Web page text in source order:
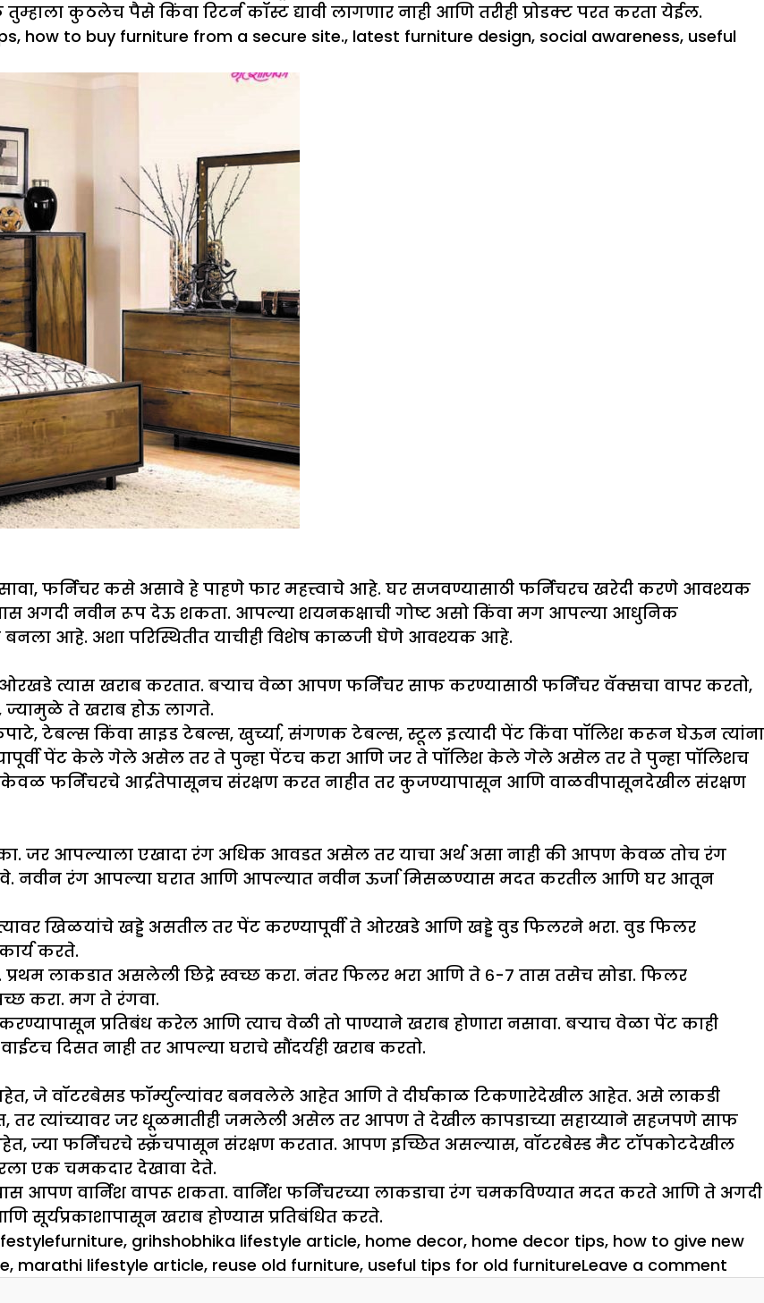
तुम्हाला कुठलेच पैसे किंवा रिटर्न कॉस्ट द्यावी लागणार नाही आणि तरीही प्रोडक्ट परत करता येईल.
, how to buy furniture from a secure site., latest furniture design, social awareness, useful
फर्निचर कसे असावे हे पाहणे फार महत्त्वाचे आहे. घर सजवण्यासाठी फर्निचरच खरेदी करणे आवश्यक
अगदी नवीन रूप देऊ शकता. आपल्या शयनकक्षाची गोष्ट असो किंवा मग आपल्या आधुनिक
बनला आहे. अशा परिस्थितीत याचीही विशेष काळजी घेणे आवश्यक आहे.
त्यास खराब करतात. बऱ्याच वेळा आपण फर्निचर साफ करण्यासाठी फर्निचर वॅक्सचा वापर करतो,
ते खराब होऊ लागते.
टेबल्स किंवा साइड टेबल्स, खुर्च्या, संगणक टेबल्स, स्टूल इत्यादी पेंट किंवा पॉलिश करून घेऊन त्यांना
यापूर्वी पेंट केले गेले असेल तर ते पुन्हा पेंटच करा आणि जर ते पॉलिश केले गेले असेल तर ते पुन्हा पॉलिशच
फर्निचरचे आर्द्रतेपासूनच संरक्षण करत नाहीत तर कुजण्यापासून आणि वाळवीपासूनदेखील संरक्षण
जर आपल्याला एखादा रंग अधिक आवडत असेल तर याचा अर्थ असा नाही की आपण केवळ तोच रंग
नवीन रंग आपल्या घरात आणि आपल्यात नवीन ऊर्जा मिसळण्यास मदत करतील आणि घर आतून
खिळयांचे खड्डे असतील तर पेंट करण्यापूर्वी ते ओरखडे आणि खड्डे वुड फिलरने भरा. वुड फिलर
करते.
प्रथम लाकडात असलेली छिद्रे स्वच्छ करा. नंतर फिलर भरा आणि ते ६-७ तास तसेच सोडा. फिलर
करा. मग ते रंगवा.
प्रतिबंध करेल आणि त्याच वेळी तो पाण्याने खराब होणारा नसावा. बऱ्याच वेळा पेंट काही
दिसत नाही तर आपल्या घराचे सौंदर्यही खराब करतो.
जे वॉटरबेसड फॉर्म्युल्यांवर बनवलेले आहेत आणि ते दीर्घकाळ टिकणारेदेखील आहेत. असे लाकडी
तर त्यांच्यावर जर धूळमातीही जमलेली असेल तर आपण ते देखील कापडाच्या सहाय्याने सहजपणे साफ
फर्निचरचे स्क्रॅचपासून संरक्षण करतात. आपण इच्छित असल्यास, वॉटरबेस्ड मैट टॉपकोटदेखील
एक चमकदार देखावा देते.
आपण वार्निश वापरू शकता. वार्निश फर्निचरच्या लाकडाचा रंग चमकविण्यात मदत करते आणि ते अगदी
सूर्यप्रकाशापासून खराब होण्यास प्रतिबंधित करते.
Tags
furniture, grihshobhika lifestyle article, home decor, home decor tips, how to give new
, marathi lifestyle article, reuse old furniture, useful tips for old furnitureLeave a comment